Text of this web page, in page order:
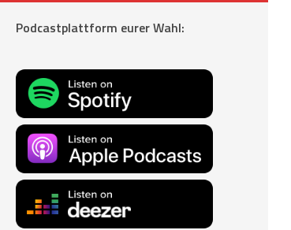
Podcastplattform eurer Wahl: